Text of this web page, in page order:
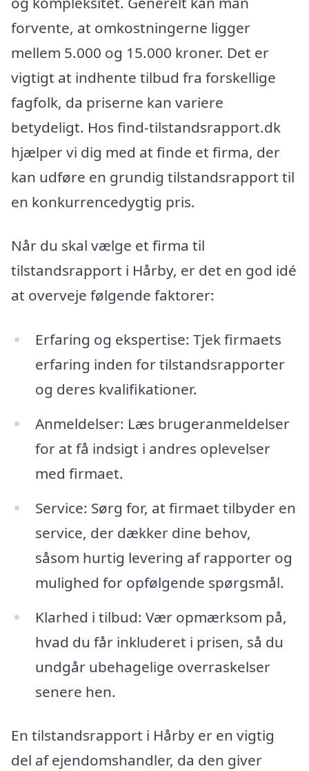
forvente, at omkostningerne ligger
mellem 5.000 og 15.000 kroner. Det er
vigtigt at indhente tilbud fra forskellige
fagfolk, da priserne kan variere
betydeligt. Hos find-tilstandsrapport.dk
hjælper vi dig med at finde et firma, der
kan udføre en grundig tilstandsrapport til
en konkurrencedygtig pris.
Når du skal vælge et firma til
tilstandsrapport i Hårby, er det en god idé
at overveje følgende faktorer:
Erfaring og ekspertise: Tjek firmaets
erfaring inden for tilstandsrapporter
og deres kvalifikationer.
Anmeldelser: Læs brugeranmeldelser
for at få indsigt i andres oplevelser
med firmaet.
Service: Sørg for, at firmaet tilbyder en
service, der dækker dine behov,
såsom hurtig levering af rapporter og
mulighed for opfølgende spørgsmål.
Klarhed i tilbud: Vær opmærksom på,
hvad du får inkluderet i prisen, så du
undgår ubehagelige overraskelser
senere hen.
En tilstandsrapport i Hårby er en vigtig
del af ejendomshandler, da den giver